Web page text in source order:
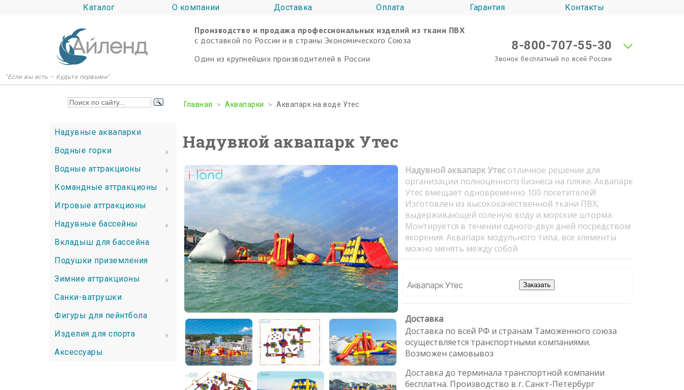
Каталог О компании Доставка Оплата Гарантия Контакты
Производство и продажа профессиональных изделий из ткани ПВХ
c доставкой по России и в страны Экономического Союза
Один из крупнейших производителей в России
8-800-707-55-30
Звонок бесплатный по всей России
"Если вы есть – будьте первыми"
Надувные аквапарки
Водные горки
Водные аттракционы
Командные аттракционы
Игровые аттракционы
Надувные бассейны
Вкладыш для бассейна
Подушки приземления
Зимние аттракционы
Санки-ватрушки
Фигуры для пейнтбола
Изделия для спорта
Аксессуары
Главная Аквапарки Аквапарк на воде Утес
Надувной аквапарк Утес
Надувной аквапарк Утесотличное решение для
организации полноценного бизнеса на пляже. Аквапарк
Утес вмещает одновременно 100 посетителей!
Изготовлен из высококачественной ткани ПВХ,
выдерживающей соленую воду и морские шторма.
Монтируется в течении одного-двух дней посредством
якорения. Аквапарк модульного типа, все элементы
можно менять между собой
Аквапарк Утес Заказать
Доставка
Доставка по всей РФ и странам Таможенного союза
осуществляется транспортными компаниями.
Возможен самовывоз
Доставка до терминала транспортной компании
бесплатна. Производство в г. Санкт-Петербург